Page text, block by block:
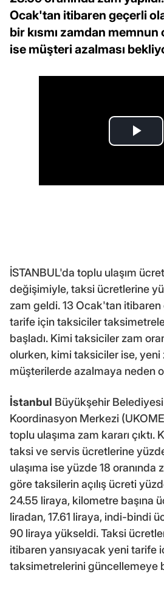
Ocak'tan itibaren geçerli
bir kısmı zamdan memnun
ise müşteri azalması
İSTANBUL'da toplu ulaşım
değişimiyle, taksi ücretlerine
zam geldi. 13 Ocak'tan
tarife için taksiciler
başladı. Kimi taksiciler zam
olurken, kimi taksiciler ise, yeni
müşterilerde azalmaya neden
İstanbul Büyükşehir Belediyesi
Koordinasyon Merkezi
toplu ulaşıma zam kararı çıktı.
taksi ve servis ücretlerine
ulaşıma ise yüzde 18 oranında
göre taksilerin açılış ücreti
24.55 liraya, kilometre başına
liradan, 17.61 liraya, indi-bindi
90 liraya yükseldi. Taksi
itibaren yansıyacak yeni tarife
taksimetrelerini güncellemeye